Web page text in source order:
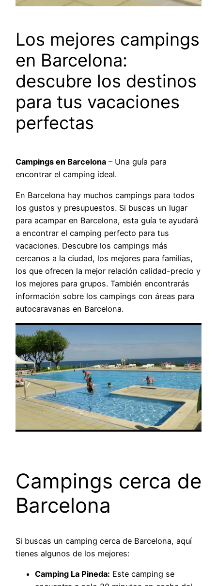
Los mejores campings
en Barcelona:
descubre los destinos
para tus vacaciones
perfectas
Campings en Barcelona – Una guía para
encontrar el camping ideal.
En Barcelona hay muchos campings para todos
los gustos y presupuestos. Si buscas un lugar
para acampar en Barcelona, esta guía te ayudará
a encontrar el camping perfecto para tus
vacaciones. Descubre los campings más
cercanos a la ciudad, los mejores para familias,
los que ofrecen la mejor relación calidad-precio y
los mejores para grupos. También encontrarás
información sobre los campings con áreas para
autocaravanas en Barcelona.
Campings cerca de
Barcelona
Si buscas un camping cerca de Barcelona, aquí
tienes algunos de los mejores:
Camping La Pineda: Este camping se